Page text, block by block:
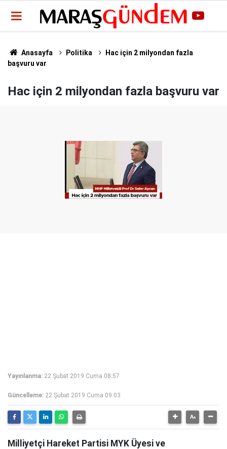
Anasayfa Politika
Hac için 2 milyondan fazla
başvuru var
Hac için 2 milyondan fazla başvuru var
Yayınlanma: 22 Şubat 2019 Cuma 08:57
Güncelleme: 22 Şubat 2019 Cuma 09:03
Milliyetçi Hareket Partisi MYK Üyesi ve